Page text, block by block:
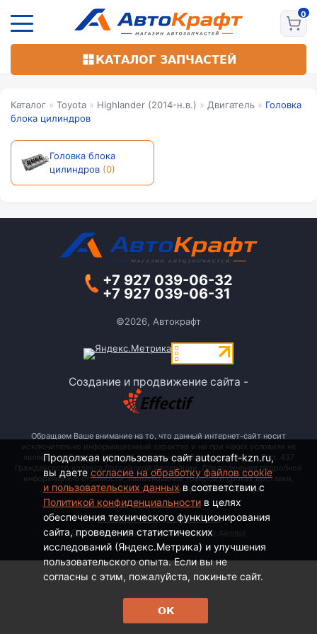
основному
КАТАЛОГ ЗАПЧАСТЕЙ
Каталог » Toyota » Highlander (2014-н.в.) » Двигатель » Головка
блока цилиндров
Головка блока
цилиндров (0)
+7 927 039-06-32
+7 927 039-06-31
©2026, Автокрафт
Создание и продвижение сайта -
Обращаем Ваше внимание на то, что данный интернет-сайт носит
исключительно информационный характер и ни при каких условиях не
является публичной офертой, определяемой положениями ч. 2 ст. 437
Гражданского кодекса Российской Федерации. Для получения подробной
информации о стоимости, наименовании товаров и сроках доставки,
пожалуйста, обращайтесь по контактным телефонам.
Политика конфиденциальности
Согласие на обработку персональных данных
Продолжая использовать сайт autocraft-kzn.ru,
вы даете согласие на обработку файлов cookie
и пользовательских данныхв соответствии с
Политикой конфиденциальностив целях
обеспечения технического функционирования
сайта, проведения статистических
исследований (Яндекс.Метрика) и улучшения
пользовательского опыта. Если вы не
согласны с этим, пожалуйста, покиньте сайт.
ОК